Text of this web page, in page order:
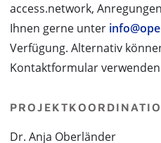
access.network,
Ihnen gerne unter
Verfügung. Alternativ
Kontaktformular
Dr. Anja Oberländer